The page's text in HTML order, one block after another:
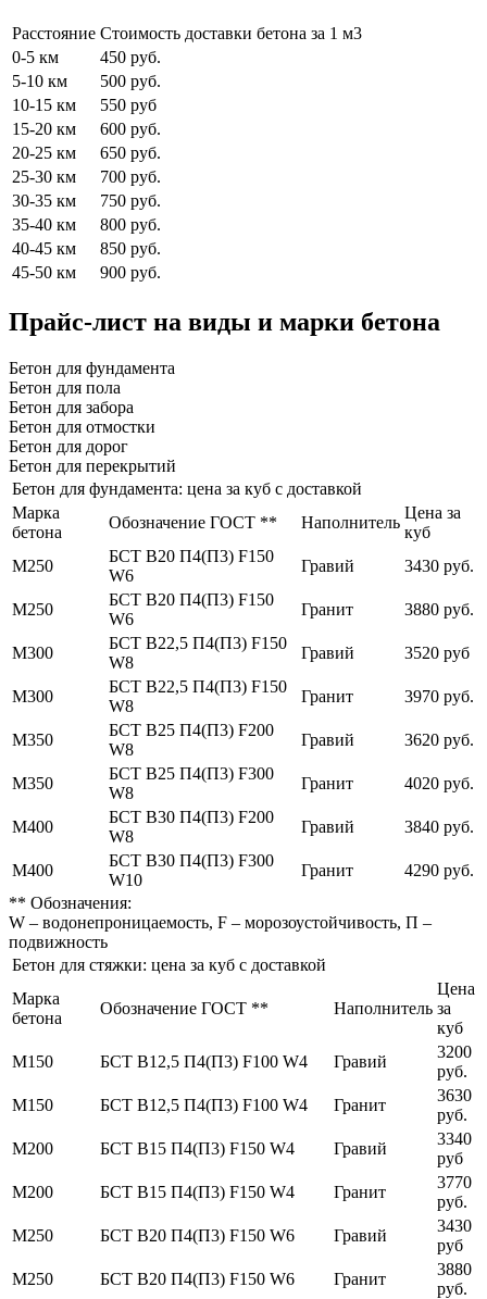
Расстояние Стоимость доставки бетона за 1 м3
0-5 км
450 руб.
5-10 км
500 руб.
10-15 км
550 руб
15-20 км
600 руб.
20-25 км
650 руб.
25-30 км
700 руб.
30-35 км
750 руб.
35-40 км
800 руб.
40-45 км
850 руб.
45-50 км
900 руб.
Прайс-лист на виды и марки бетона
Бетон для фундамента
Бетон для пола
Бетон для забора
Бетон для отмостки
Бетон для дорог
Бетон для перекрытий
Бетон для фундамента: цена за куб с доставкой
Марка
бетона
Обозначение ГОСТ ** Наполнитель
Цена за
куб
М250
БСТ В20 П4(П3) F150
W6
Гравий 3430 руб.
М250
БСТ В20 П4(П3) F150
W6
Гранит 3880 руб.
М300
БСТ В22,5 П4(П3) F150
W8
Гравий 3520 руб
М300
БСТ В22,5 П4(П3) F150
W8
Гранит 3970 руб.
М350
БСТ В25 П4(П3) F200
W8
Гравий 3620 руб.
М350
БСТ В25 П4(П3) F300
W8
Гранит 4020 руб.
М400
БСТ В30 П4(П3) F200
W8
Гравий 3840 руб.
М400
БСТ В30 П4(П3) F300
W10
Гранит
4290 руб.
** Обозначения:
W – водонепроницаемость, F – морозоустойчивость, П –
подвижность
Бетон для стяжки: цена за куб с доставкой
Марка
бетона
Обозначение ГОСТ ** Наполнитель
Цена
за
куб
М150
БСТ В12,5 П4(П3) F100 W4 Гравий
3200
руб.
М150
БСТ В12,5 П4(П3) F100 W4 Гранит
3630
руб.
М200
БСТ В15 П4(П3) F150 W4 Гравий
3340
руб
М200
БСТ В15 П4(П3) F150 W4 Гранит
3770
руб.
М250
БСТ В20 П4(П3) F150 W6 Гравий
3430
руб
М250
БСТ В20 П4(П3) F150 W6 Гранит
3880
руб.